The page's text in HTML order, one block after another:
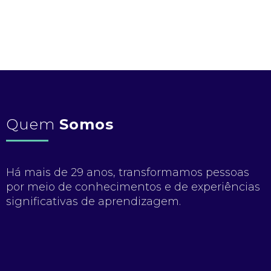
Quem Somos
Há mais de 29 anos, transformamos pessoas
por meio de conhecimentos e de experiências
significativas de aprendizagem.